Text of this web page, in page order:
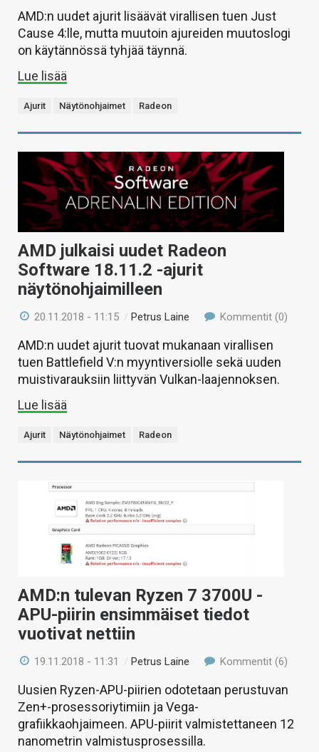
AMD:n uudet ajurit lisäävät virallisen tuen Just
Cause 4:lle, mutta muutoin ajureiden muutoslogi
on käytännössä tyhjää täynnä.
Lue lisää
Ajurit Näytönohjaimet Radeon
AMD julkaisi uudet Radeon
Software 18.11.2 -ajurit
näytönohjaimilleen
20.11.2018 - 11:15 /Petrus Laine Kommentit (0)
AMD:n uudet ajurit tuovat mukanaan virallisen
tuen Battlefield V:n myyntiversiolle sekä uuden
muistivarauksiin liittyvän Vulkan-laajennoksen.
Lue lisää
Ajurit Näytönohjaimet Radeon
AMD:n tulevan Ryzen 7 3700U -
APU-piirin ensimmäiset tiedot
vuotivat nettiin
19.11.2018 - 11:31 /Petrus Laine Kommentit (6)
Uusien Ryzen-APU-piirien odotetaan perustuvan
Zen+-prosessoriytimiin ja Vega-
grafiikkaohjaimeen. APU-piirit valmistettaneen 12
nanometrin valmistusprosessilla.